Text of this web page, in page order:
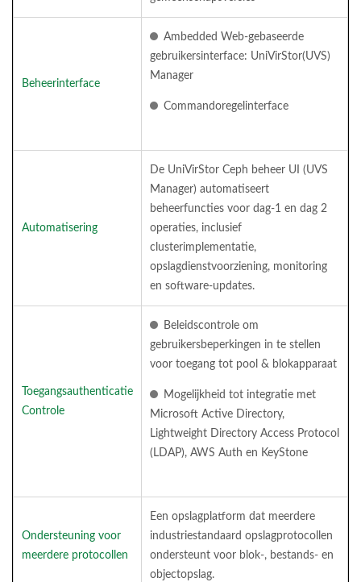
Beheerinterface
Ambedded Web-gebaseerde
gebruikersinterface: UniVirStor(UVS)
Manager
Commandoregelinterface
Automatisering
De UniVirStor Ceph beheer UI (UVS
Manager) automatiseert
beheerfuncties voor dag-1 en dag 2
operaties, inclusief
clusterimplementatie,
opslagdienstvoorziening, monitoring
en software-updates.
Toegangsauthenticatie
Controle
Beleidscontrole om
gebruikersbeperkingen in te stellen
voor toegang tot pool & blokapparaat
Mogelijkheid tot integratie met
Microsoft Active Directory,
Lightweight Directory Access Protocol
(LDAP), AWS Auth en KeyStone
Ondersteuning voor
meerdere protocollen
Een opslagplatform dat meerdere
industriestandaard opslagprotocollen
ondersteunt voor blok-, bestands- en
objectopslag.